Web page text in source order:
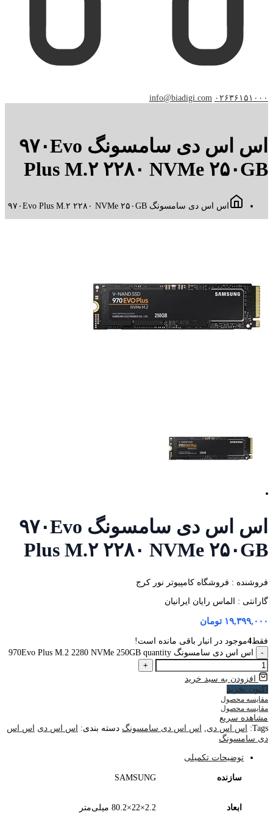
۰۲۶۳۶۱۵۱۰۰۰ info@biadigi.com
اس اس دی سامسونگ ۹۷۰Evo
Plus M.۲ ۲۲۸۰ NVMe ۲۵۰GB
اس اس دی سامسونگ ۹۷۰Evo Plus M.۲ ۲۲۸۰ NVMe ۲۵۰GB
اس اس دی سامسونگ ۹۷۰Evo
Plus M.۲ ۲۲۸۰ NVMe ۲۵۰GB
فروشنده : فروشگاه کامپیوتر نور کرج
گارانتی : الماس رایان ایرانیان
۱۹,۳۹۹,۰۰۰ تومان
فقط4موجود در انبار باقی مانده است!
-
اس اس دی سامسونگ 970Evo Plus M.2 2280 NVMe 250GB quantity
+
افزودن به سبد خرید
اکنون بخرید
مقایسه محصول
مقایسه محصول
مشاهده سریع
Tags:
اس اس دی, اس اس دی سامسونگ دسته بندی: اس اس دی
اس اس
دی سامسونگ
توضیحات تکمیلی
سازنده SAMSUNG
ابعاد 2.2×22×80.2 میلی‌متر